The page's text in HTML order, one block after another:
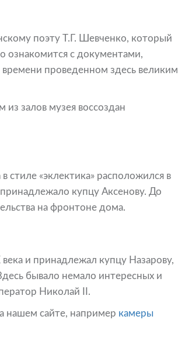
поэту Т.Г. Шевченко, который
ознакомится с документами,
проведенном здесь великим
залов музея воссоздан
стиле «эклектика» расположился в
купцу Аксенову. До
на фронтоне дома.
и принадлежал купцу Назарову,
бывало немало интересных и
Николай II.
нашем сайте, например камеры